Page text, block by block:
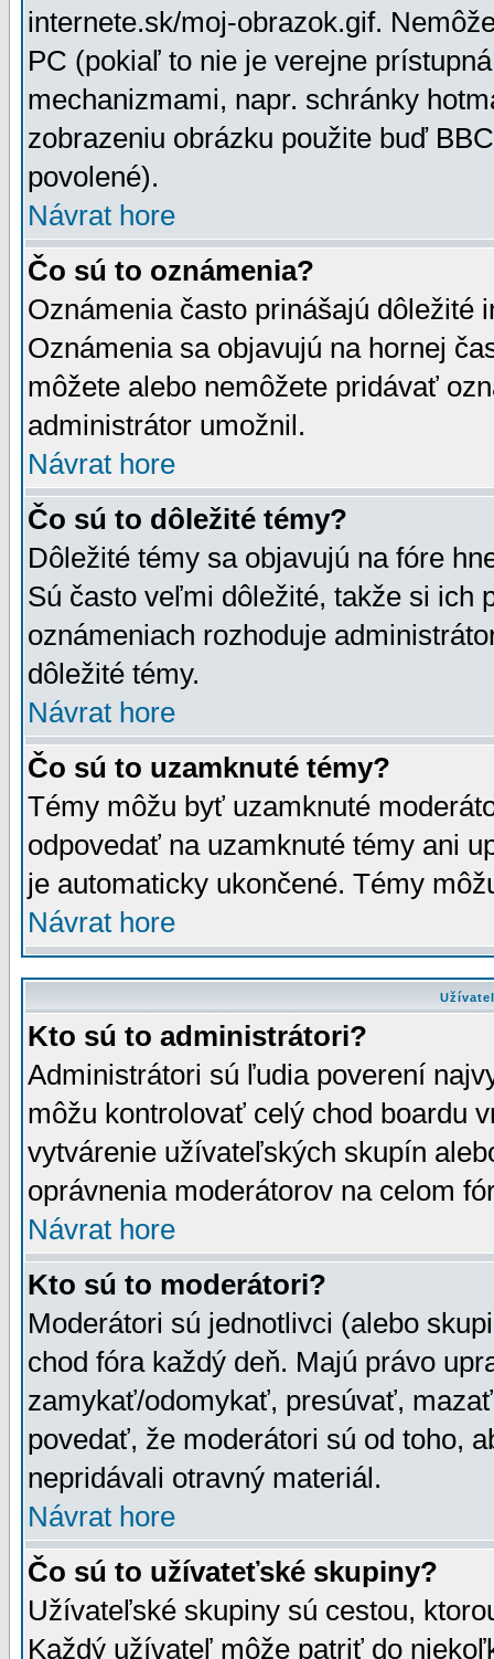
internete.sk/moj-obrazok.gif.
PC (pokiaľ to nie je verejne
mechanizmami, napr. schránky
zobrazeniu obrázku použite buď
povolené).
Návrat hore
Čo sú to oznámenia?
Oznámenia často prinášajú dôležité
Oznámenia sa objavujú na hornej
môžete alebo nemôžete pridávať
administrátor umožnil.
Návrat hore
Čo sú to dôležité témy?
Dôležité témy sa objavujú na fóre
Sú často veľmi dôležité, takže si ich
oznámeniach rozhoduje
dôležité témy.
Návrat hore
Čo sú to uzamknuté témy?
Témy môžu byť uzamknuté
odpovedať na uzamknuté témy ani
je automaticky ukončené. Témy
Návrat hore
Kto sú to administrátori?
Administrátori sú ľudia poverení
môžu kontrolovať celý chod boardu
vytvárenie užívateľských skupín
oprávnenia moderátorov na celom
Návrat hore
Kto sú to moderátori?
Moderátori sú jednotlivci (alebo
chod fóra každý deň. Majú právo
zamykať/odomykať, presúvať,
povedať, že moderátori sú od toho,
nepridávali otravný materiál.
Návrat hore
Čo sú to užívateťské skupiny?
Užívateľské skupiny sú cestou,
Každý užívateľ môže patriť do